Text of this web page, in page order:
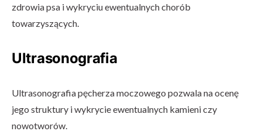
zdrowia psa i wykryciu ewentualnych chorób
towarzyszących.
Ultrasonografia
Ultrasonografia pęcherza moczowego pozwala na ocenę
jego struktury i wykrycie ewentualnych kamieni czy
nowotworów.